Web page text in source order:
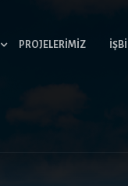
PROJELERIMIZ